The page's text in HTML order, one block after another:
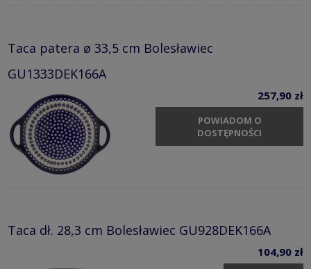
Taca patera ø 33,5 cm Bolesławiec
GU1333DEK166A
257,90 zł
POWIADOM O
DOSTĘPNOŚCI
Taca dł. 28,3 cm Bolesławiec GU928DEK166A
104,90 zł